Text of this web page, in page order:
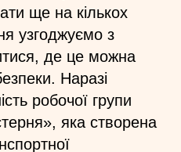
ще на кількох
узгоджуємо з
де це можна
Наразі
робочої групи
яка створена